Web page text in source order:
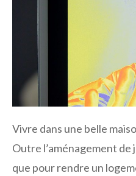
Vivre dans une belle
Outre l’aménagement de
que pour rendre un